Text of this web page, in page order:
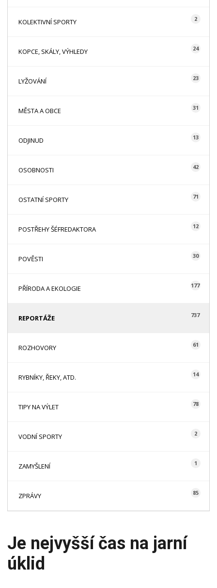
KOLEKTIVNÍ SPORTY 2
KOPCE, SKÁLY, VÝHLEDY 24
LYŽOVÁNÍ 23
MĚSTA A OBCE 31
ODJINUD 13
OSOBNOSTI 42
OSTATNÍ SPORTY 71
POSTŘEHY ŠÉFREDAKTORA 12
POVĚSTI 30
PŘÍRODA A EKOLOGIE 177
REPORTÁŽE 737
ROZHOVORY 61
RYBNÍKY, ŘEKY, ATD. 14
TIPY NA VÝLET 78
VODNÍ SPORTY 2
ZAMYŠLENÍ 1
ZPRÁVY 85
Je nejvyšší čas na jarní
úklid